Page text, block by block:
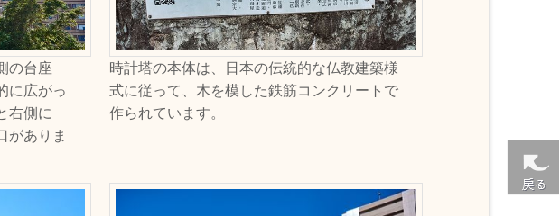
の台座
に広がっ
右側に
がありま
時計塔の本体は、日本の伝統的な仏教建築様
式に従って、木を模した鉄筋コンクリートで
作られています。